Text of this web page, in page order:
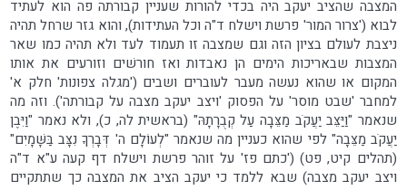
המצבה שהציב יעקב היה בכדי להורות שעניין קבורתה פה הוא לעתיד
לבוא ('צרור המור' פרשת וישלח ד"ה וכל העתידות), והוא גזר שרחל תהיה
ניצבת לעולם בציון הזה וגם שמצבה זו תעמוד לעד ולא תהיה כמו שאר
המצבות שבאריכות הימים הן נאבדות ואז חורשׁים וזורעים את אותו
המקום או שהוא נעשה מעבר לעוברים ושבים ('מגלה צפונות' חלק א'
למחבר 'שבט מוסר' על הפסוק 'ויצב יעקב מצבה על קבורתה'). וזה מה
שנאמר "וַיַּצֵּב יַעֲקֹב מַצֵּבָה עַל קְבֻרָתָהּ" (בראשית לה, כ), ולא נאמר "וַיִּבֶן
יַעֲקֹב מַצֵּבָה" לפי שהוא כעניין מה שנאמר "לְעוֹלָם ה' דְּבָרְךָ נִצָּב בַּשָּׁמָיִם"
(תהלים קיט, פט) ('כתם פז' על זוהר פרשת וישלח דף קעה ע"א ד"ה
ויצב יעקב מצבה) שבא ללמד כי יעקב הציב את המצבה כך שתתקיים